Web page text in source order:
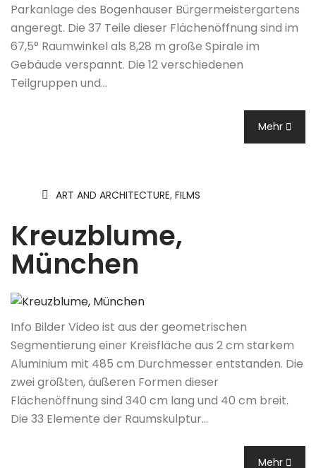
Parkanlage des Bogenhauser Bürgermeistergartens
angeregt. Die 37 Teile dieser Flächenöffnung sind im
67,5° Raumwinkel als 8,28 m große Spirale im
Gebäude verspannt. Die 12 verschiedenen
Teilgruppen und…
Mehr
ART AND ARCHITECTURE, FILMS
Kreuzblume,
München
Info Bilder Video ist aus der geometrischen
Segmentierung einer Kreisfläche aus 2 cm starkem
Aluminium mit 485 cm Durchmesser entstanden. Die
zwei größten, äußeren Formen dieser
Flächenöffnung sind 340 cm lang und 40 cm breit.
Die 33 Elemente der Raumskulptur…
Mehr